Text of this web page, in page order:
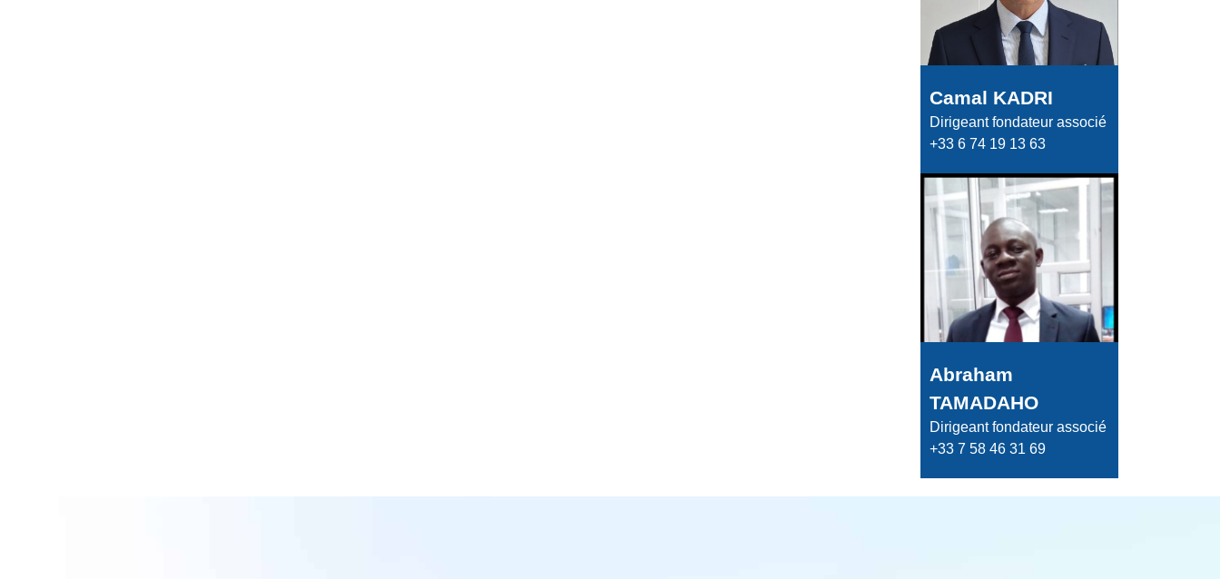
Camal KADRI
Dirigeant fondateur associé
+33 6 74 19 13 63
Abraham
TAMADAHO
Dirigeant fondateur associé
+33 7 58 46 31 69